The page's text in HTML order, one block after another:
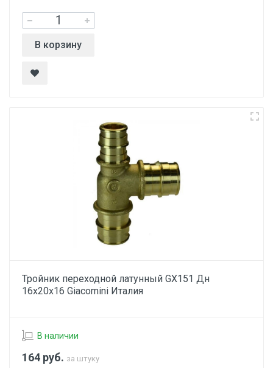
В корзину
Тройник переходной латунный GX151 Дн
16х20х16 Giacomini Италия
В наличии
164 руб. за штуку